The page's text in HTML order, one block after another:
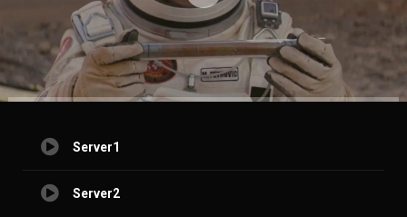
Server1
Server2